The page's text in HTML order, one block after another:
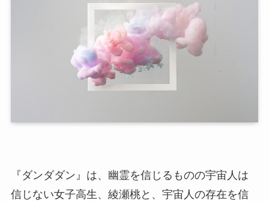
『ダンダダン』は、幽霊を信じるものの宇宙人は
信じない女子高生、綾瀬桃と、宇宙人の存在を信